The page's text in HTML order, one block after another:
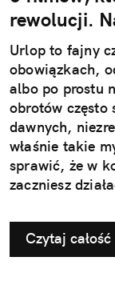
rewolucji.
Urlop to fajny
obowiązkach,
albo po prostu
obrotów często
dawnych,
właśnie takie
sprawić, że w
zaczniesz
Czytaj całość